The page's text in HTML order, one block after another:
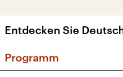
Entdecken Sie
Programm